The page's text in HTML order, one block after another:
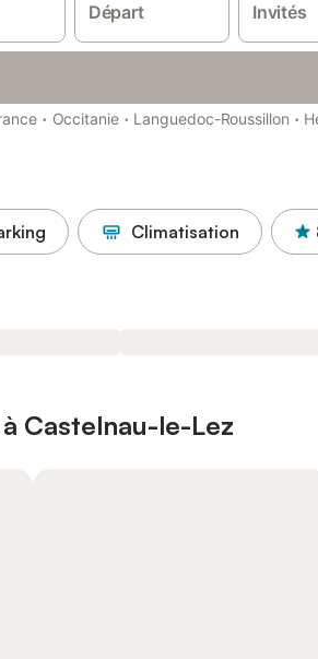
Départ Invités
· Occitanie · Languedoc-Roussillon ·
Climatisation
Castelnau-le-Lez